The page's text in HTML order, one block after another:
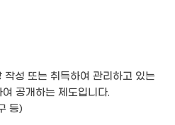
작성 또는 취득하여 관리하고 있는
공개하는 제도입니다.
등)